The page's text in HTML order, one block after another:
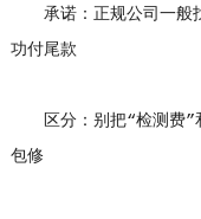
承诺：正规公司一般找
功付尾款
区分：别把“检测费”
包修